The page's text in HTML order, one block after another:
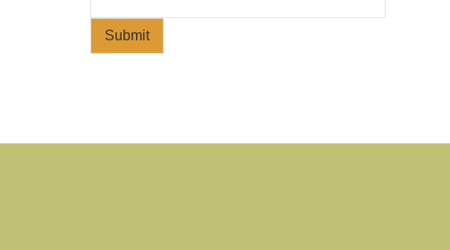
Submit